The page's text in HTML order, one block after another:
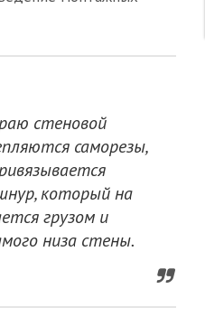
стеновой
саморезы,
который на
грузом и
низа стены.